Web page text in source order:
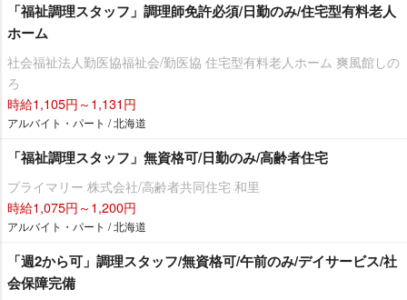
「福祉調理スタッフ」調理師免許必須/日勤のみ/住宅型有料老人
ホーム
社会福祉法人勤医協福祉会/勤医協 住宅型有料老人ホーム 爽風館しの
ろ
時給1,105円～1,131円
アルバイト・パート / 北海道
「福祉調理スタッフ」無資格可/日勤のみ/高齢者住宅
プライマリー 株式会社/高齢者共同住宅 和里
時給1,075円～1,200円
アルバイト・パート / 北海道
「週2から可」調理スタッフ/無資格可/午前のみ/デイサービス/社
会保障完備